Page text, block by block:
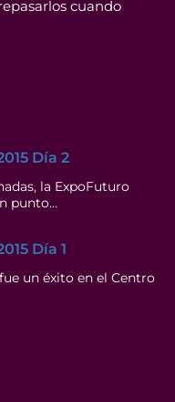
cuando
Día 2
la ExpoFuturo
punto…
Día 1
un éxito en el Centro